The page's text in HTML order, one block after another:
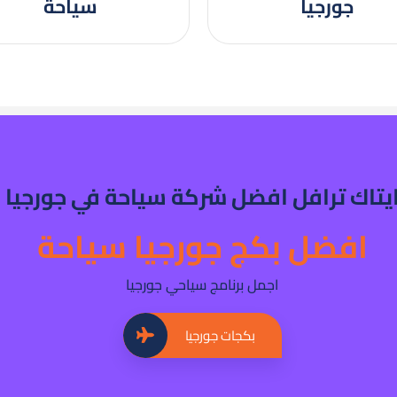
ايتاك ترافل افضل شركة سياحة في جورجيا
افضل بكج جورجيا سياحة
اجمل برنامج سياحي جورجيا
بكجات جورجيا